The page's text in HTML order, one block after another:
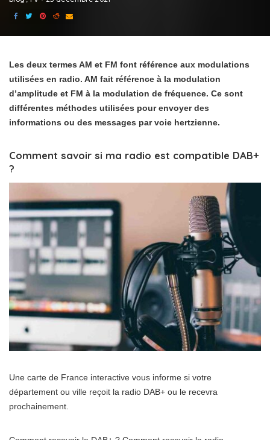
Les deux termes AM et FM font référence aux modulations
utilisées en radio. AM fait référence à la modulation
d’amplitude et FM à la modulation de fréquence. Ce sont
différentes méthodes utilisées pour envoyer des
informations ou des messages par voie hertzienne.
Comment savoir si ma radio est compatible DAB+
?
Une carte de France interactive vous informe si votre
département ou ville reçoit la radio DAB+ ou le recevra
prochainement.